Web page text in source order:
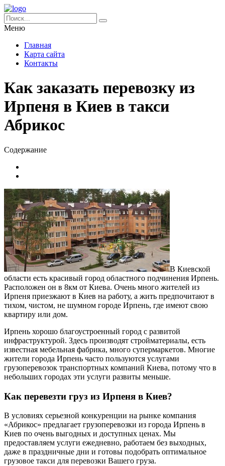
Меню
Главная
Карта сайта
Контакты
Как заказать перевозку из
Ирпеня в Киев в такси
Абрикос
Содержание
В Киевской
области есть красивый город областного подчинения Ирпень.
Расположен он в 8км от Киева. Очень много жителей из
Ирпеня приезжают в Киев на работу, а жить предпочитают в
тихом, чистом, не шумном городе Ирпень, где имеют свою
квартиру или дом.
Ирпень хорошо благоустроенный город с развитой
инфраструктурой. Здесь производят стройматериалы, есть
известная мебельная фабрика, много супермаркетов. Многие
жители города Ирпень часто пользуются услугами
грузоперевозок транспортных компаний Киева, потому что в
небольших городах эти услуги развиты меньше.
Как перевезти груз из Ирпеня в Киев?
В условиях серьезной конкуренции на рынке компания
«Абрикос» предлагает грузоперевозки из города Ирпень в
Киев по очень выгодных и доступных ценах. Мы
предоставляем услуги ежедневно, работаем без выходных,
даже в праздничные дни и готовы подобрать оптимальное
грузовое такси для перевозки Вашего груза.